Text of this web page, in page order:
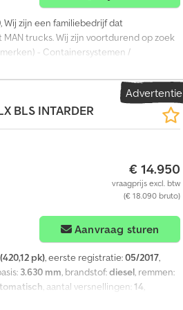
, Wij zijn een familiebedrijf dat
trucks. Wij zijn voortdurend op zoek
- Containersystemen /
een eerlijke prijsindicatie. Cevoman
Advertentie
BLS INTARDER
€ 14.950
vraagprijs excl. btw
(€ 18.090 bruto)
Aanvraag sturen
pk), eerste registratie:05/2017,
3.630 mm, brandstof:diesel, remmen:
, aantal versnellingen:14,